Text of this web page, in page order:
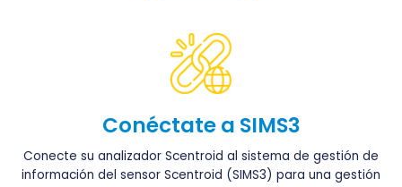
Conéctate a SIMS3
Conecte su analizador Scentroid al sistema de gestión de
información del sensor Scentroid (SIMS3) para una gestión